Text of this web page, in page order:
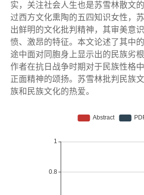
实，关注社会人生也是苏雪林散文
过西方文化熏陶的五四知识女性，
出鲜明的文化批判精神，其审美意
愤、激昂的特征。本文论述了其中
途中面对同胞身上显示出的民族劣
作者在抗日战争时期对于民族性格
正面精神的颂扬。苏雪林批判民族
族和民族文化的热爱。